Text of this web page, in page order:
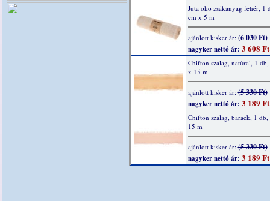
Juta öko zsákanyag fehér, 1
cm x 5 m
ajánlott kisker ár:(6 030 Ft)
nagyker nettó ár: 3 608 Ft
Chifton szalag, natúral, 1
x 15 m
ajánlott kisker ár:(5 330 Ft)
nagyker nettó ár: 3 189 Ft
Chifton szalag, barack, 1
15 m
ajánlott kisker ár:(5 330 Ft)
nagyker nettó ár: 3 189 Ft